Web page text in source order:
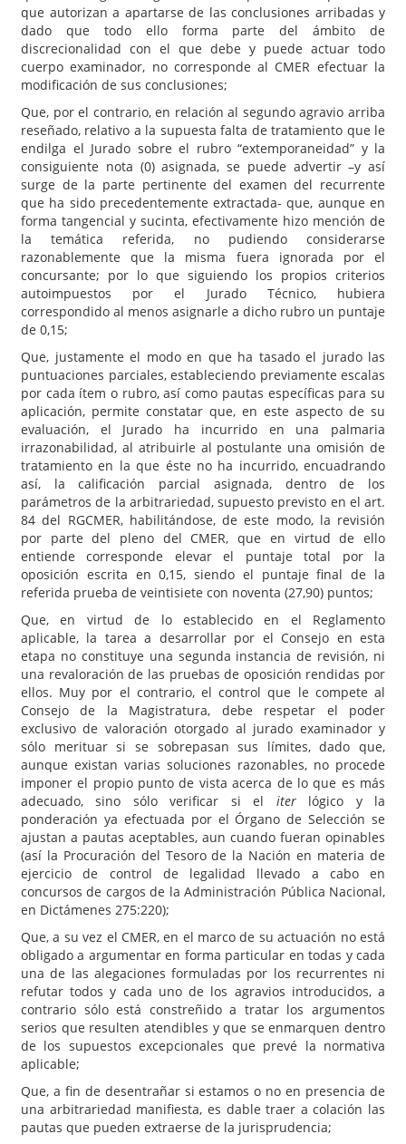
que autorizan a apartarse de las conclusiones arribadas y
dado que todo ello forma parte del ámbito de
discrecionalidad con el que debe y puede actuar todo
cuerpo examinador, no corresponde al CMER efectuar la
modificación de sus conclusiones;
Que, por el contrario, en relación al segundo agravio arriba
reseñado, relativo a la supuesta falta de tratamiento que le
endilga el Jurado sobre el rubro “extemporaneidad” y la
consiguiente nota (0) asignada, se puede advertir –y así
surge de la parte pertinente del examen del recurrente
que ha sido precedentemente extractada- que, aunque en
forma tangencial y sucinta, efectivamente hizo mención de
la temática referida, no pudiendo considerarse
razonablemente que la misma fuera ignorada por el
concursante; por lo que siguiendo los propios criterios
autoimpuestos por el Jurado Técnico, hubiera
correspondido al menos asignarle a dicho rubro un puntaje
de 0,15;
Que, justamente el modo en que ha tasado el jurado las
puntuaciones parciales, estableciendo previamente escalas
por cada ítem o rubro, así como pautas específicas para su
aplicación, permite constatar que, en este aspecto de su
evaluación, el Jurado ha incurrido en una palmaria
irrazonabilidad, al atribuirle al postulante una omisión de
tratamiento en la que éste no ha incurrido, encuadrando
así, la calificación parcial asignada, dentro de los
parámetros de la arbitrariedad, supuesto previsto en el art.
84 del RGCMER, habilitándose, de este modo, la revisión
por parte del pleno del CMER, que en virtud de ello
entiende corresponde elevar el puntaje total por la
oposición escrita en 0,15, siendo el puntaje final de la
referida prueba de veintisiete con noventa (27,90) puntos;
Que, en virtud de lo establecido en el Reglamento
aplicable, la tarea a desarrollar por el Consejo en esta
etapa no constituye una segunda instancia de revisión, ni
una revaloración de las pruebas de oposición rendidas por
ellos. Muy por el contrario, el control que le compete al
Consejo de la Magistratura, debe respetar el poder
exclusivo de valoración otorgado al jurado examinador y
sólo merituar si se sobrepasan sus límites, dado que,
aunque existan varias soluciones razonables, no procede
imponer el propio punto de vista acerca de lo que es más
adecuado, sino sólo verificar si el iterlógico y la
ponderación ya efectuada por el Órgano de Selección se
ajustan a pautas aceptables, aun cuando fueran opinables
(así la Procuración del Tesoro de la Nación en materia de
ejercicio de control de legalidad llevado a cabo en
concursos de cargos de la Administración Pública Nacional,
en Dictámenes 275:220);
Que, a su vez el CMER, en el marco de su actuación no está
obligado a argumentar en forma particular en todas y cada
una de las alegaciones formuladas por los recurrentes ni
refutar todos y cada uno de los agravios introducidos, a
contrario sólo está constreñido a tratar los argumentos
serios que resulten atendibles y que se enmarquen dentro
de los supuestos excepcionales que prevé la normativa
aplicable;
Que, a fin de desentrañar si estamos o no en presencia de
una arbitrariedad manifiesta, es dable traer a colación las
pautas que pueden extraerse de la jurisprudencia;